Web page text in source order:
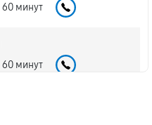
60 минут
60 минут